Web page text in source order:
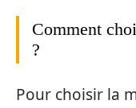
Comment
?
Pour choisir la